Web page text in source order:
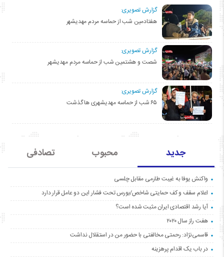
گزارش تصویری:
هفتادمین شب از حماسه مردم مهدیشهر
گزارش تصویری:
شصت و هشتمین شب از حماسه مردم مهدیشهر
گزارش تصویری:
۶۵ شب از حماسه مهدیشهری ها گذشت
جدید محبوب تصادفی
واکنش یوفا به غیبت طارمی مقابل چلسی
اعلام سقف و کف حمایتی شاخص/بورس تحت فشار این دو عامل قرار دارد
آیا رشد اقتصادی ایران مثبت شده است؟
هفت راز سال ۲۰۲۰
قاسمی‌نژاد: رحمتی مخالفتی با حضور من در استقلال نداشت
در باب یک اقدام پرهزینه